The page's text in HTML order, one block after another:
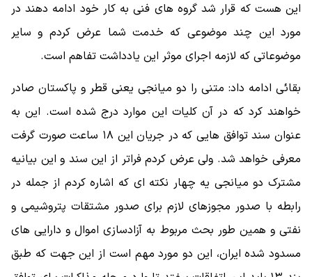
این هست که قرار شد گروه های فنی به کار خود ادامه دهند در
مورد این چند موضوعی که خدمت شما عرض کردم و سایر
موضوعاتی که لازمه اجرای موثر این یادداشت تفاهم است.
بقائی ادامه داد: متنی را دو میانجی یعنی قطر و پاکستان صادر
خواهند کرد که در آن کلیات این موارد درج شده است. این به
عنوان سند توافق هایی که در جریان این ۱۸ ساعت صورت گرفت
معرفی خواهد شد. ولی عرض کردم فراتر از این سند و این بیانیه
مشترک دو میانجی یه چهار نکته ای که اشاره کردم از جمله در
رابطه با صدور مجوزهای لازم برای صدور مشتقات پتروشیمی و
نفتی و همین طور بحث مربوط به آزادسازی اموال و دارایی های
مسدود شده ایران، این دو مورد مهم است از این جهت که طبق